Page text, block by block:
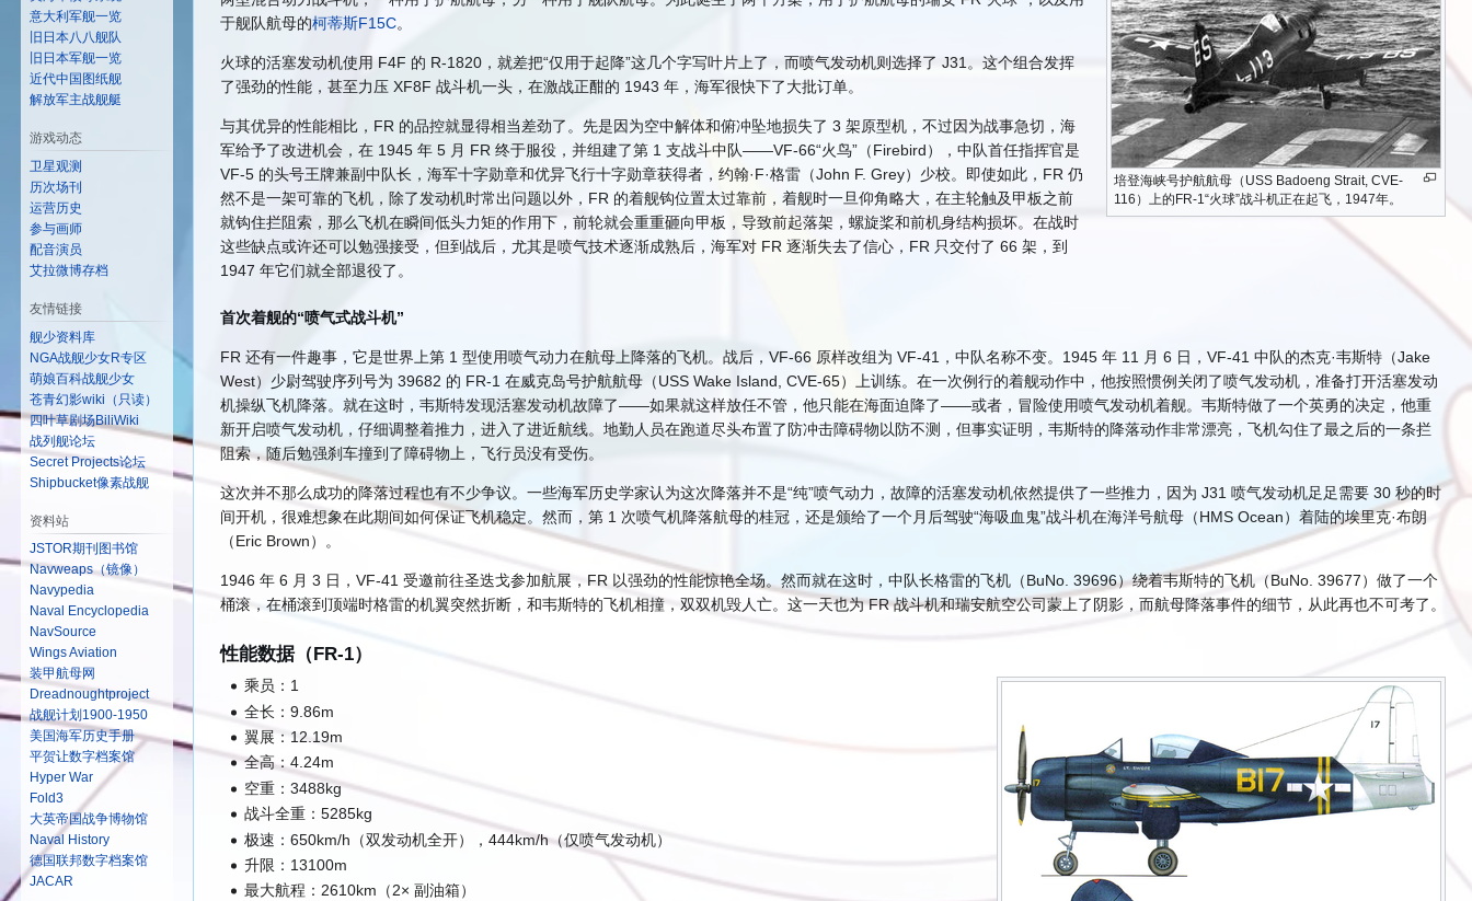
培登海峡号护航航母（USS Badoeng Strait, CVE-
116）上的FR-1“火球”战斗机正在起飞，1947年。
于舰队航母的柯蒂斯F15C。
火球的活塞发动机使用 F4F 的 R-1820，就差把“仅用于起降”这几个字写叶片上了，而喷气发动机则选择了 J31。这个组合发挥
了强劲的性能，甚至力压 XF8F 战斗机一头，在激战正酣的 1943 年，海军很快下了大批订单。
与其优异的性能相比，FR 的品控就显得相当差劲了。先是因为空中解体和俯冲坠地损失了 3 架原型机，不过因为战事急切，海
军给予了改进机会，在 1945 年 5 月 FR 终于服役，并组建了第 1 支战斗中队——VF-66“火鸟”（Firebird），中队首任指挥官是
VF-5 的头号王牌兼副中队长，海军十字勋章和优异飞行十字勋章获得者，约翰·F·格雷（John F. Grey）少校。即使如此，FR 仍
然不是一架可靠的飞机，除了发动机时常出问题以外，FR 的着舰钩位置太过靠前，着舰时一旦仰角略大，在主轮触及甲板之前
就钩住拦阻索，那么飞机在瞬间低头力矩的作用下，前轮就会重重砸向甲板，导致前起落架，螺旋桨和前机身结构损坏。在战时
这些缺点或许还可以勉强接受，但到战后，尤其是喷气技术逐渐成熟后，海军对 FR 逐渐失去了信心，FR 只交付了 66 架，到
1947 年它们就全部退役了。
首次着舰的“喷气式战斗机”
FR 还有一件趣事，它是世界上第 1 型使用喷气动力在航母上降落的飞机。战后，VF-66 原样改组为 VF-41，中队名称不变。1945 年 11 月 6 日，VF-41 中队的杰克·韦斯特（Jake
West）少尉驾驶序列号为 39682 的 FR-1 在威克岛号护航航母（USS Wake Island, CVE-65）上训练。在一次例行的着舰动作中，他按照惯例关闭了喷气发动机，准备打开活塞发动
机操纵飞机降落。就在这时，韦斯特发现活塞发动机故障了——如果就这样放任不管，他只能在海面迫降了——或者，冒险使用喷气发动机着舰。韦斯特做了一个英勇的决定，他重
新开启喷气发动机，仔细调整着推力，进入了进近航线。地勤人员在跑道尽头布置了防冲击障碍物以防不测，但事实证明，韦斯特的降落动作非常漂亮，飞机勾住了最之后的一条拦
阻索，随后勉强刹车撞到了障碍物上，飞行员没有受伤。
这次并不那么成功的降落过程也有不少争议。一些海军历史学家认为这次降落并不是“纯”喷气动力，故障的活塞发动机依然提供了一些推力，因为 J31 喷气发动机足足需要 30 秒的时
间开机，很难想象在此期间如何保证飞机稳定。然而，第 1 次喷气机降落航母的桂冠，还是颁给了一个月后驾驶“海吸血鬼”战斗机在海洋号航母（HMS Ocean）着陆的埃里克·布朗
（Eric Brown）。
1946 年 6 月 3 日，VF-41 受邀前往圣迭戈参加航展，FR 以强劲的性能惊艳全场。然而就在这时，中队长格雷的飞机（BuNo. 39696）绕着韦斯特的飞机（BuNo. 39677）做了一个
桶滚，在桶滚到顶端时格雷的机翼突然折断，和韦斯特的飞机相撞，双双机毁人亡。这一天也为 FR 战斗机和瑞安航空公司蒙上了阴影，而航母降落事件的细节，从此再也不可考了。
性能数据（FR-1）
乘员：1
全长：9.86m
翼展：12.19m
全高：4.24m
空重：3488kg
战斗全重：5285kg
极速：650km/h（双发动机全开），444km/h（仅喷气发动机）
升限：13100m
最大航程：2610km（2× 副油箱）
意大利军舰一览
旧日本八八舰队
旧日本军舰一览
近代中国图纸舰
解放军主战舰艇
游戏动态
卫星观测
历次场刊
运营历史
参与画师
配音演员
艾拉微博存档
友情链接
舰少资料库
NGA战舰少女R专区
萌娘百科战舰少女
苍青幻影wiki（只读）
四叶草剧场BiliWiki
战列舰论坛
Secret Projects论坛
Shipbucket像素战舰
资料站
JSTOR期刊图书馆
Navweaps（镜像）
Navypedia
Naval Encyclopedia
NavSource
Wings Aviation
装甲航母网
Dreadnoughtproject
战舰计划1900-1950
美国海军历史手册
平贺让数字档案馆
Hyper War
Fold3
大英帝国战争博物馆
Naval History
德国联邦数字档案馆
JACAR